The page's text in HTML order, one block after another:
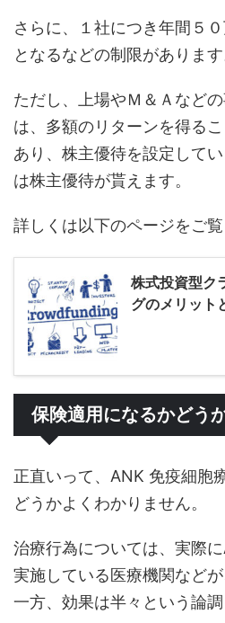
さらに、１社につき年間５
となるなどの制限があります
ただし、上場やＭ＆Ａなど
は、多額のリターンを得る
あり、株主優待を設定して
は株主優待が貰えます。
詳しくは以下のページをご覧
株式投資型ク
グのメリット
保険適用になるかどう
正直いって、ANK 免疫細胞
どうかよくわかりません。
治療行為については、実際
実施している医療機関など
一方、効果は半々という論調